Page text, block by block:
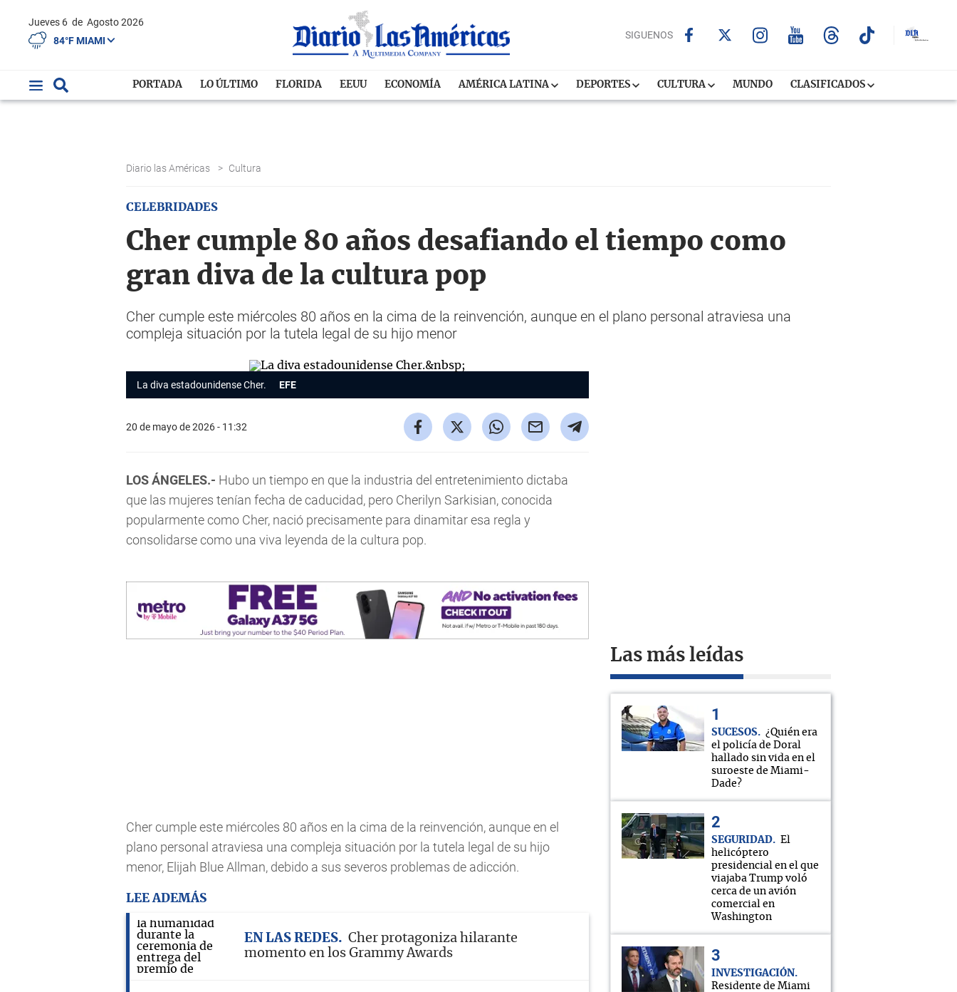
Jueves 6 de Agosto 2026
84°F MIAMI
SIGUENOS
PORTADA LO ÚLTIMO FLORIDA EEUU ECONOMÍA AMÉRICA LATINA DEPORTES CULTURA MUNDO CLASIFICADOS
Diario las Américas > Cultura
CELEBRIDADES
Cher cumple 80 años desafiando el tiempo como
gran diva de la cultura pop
Cher cumple este miércoles 80 años en la cima de la reinvención, aunque en el plano personal atraviesa una
compleja situación por la tutela legal de su hijo menor
La diva estadounidense Cher. EFE
20 de mayo de 2026 - 11:32
LOS ÁNGELES.- Hubo un tiempo en que la industria del entretenimiento dictaba
que las mujeres tenían fecha de caducidad, pero Cherilyn Sarkisian, conocida
popularmente como Cher, nació precisamente para dinamitar esa regla y
consolidarse como una viva leyenda de la cultura pop.
Cher cumple este miércoles 80 años en la cima de la reinvención, aunque en el
plano personal atraviesa una compleja situación por la tutela legal de su hijo
menor, Elijah Blue Allman, debido a sus severos problemas de adicción.
LEE ADEMÁS
EN LAS REDES
Cher protagoniza hilarante
momento en los Grammy Awards
Las más leídas
SUCESOS
¿Quién era
el policía de Doral
hallado sin vida en el
suroeste de Miami-
Dade?
SEGURIDAD
El
helicóptero
presidencial en el que
viajaba Trump voló
cerca de un avión
comercial en
Washington
INVESTIGACIÓN
Residente de Miami